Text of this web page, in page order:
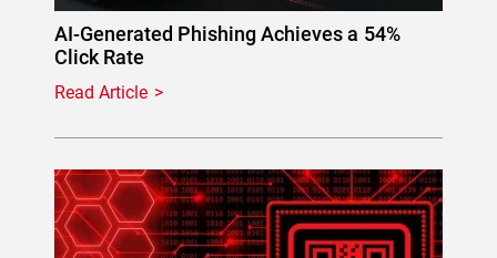
AI-Generated Phishing Achieves a 54%
Click Rate
Read Article